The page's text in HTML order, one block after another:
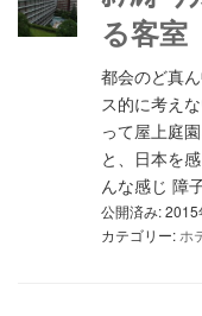
る客室
都会のど真
ス的に考え
って屋上庭
と、日本を
んな感じ 障
公開済み: 2015
カテゴリー: ホ